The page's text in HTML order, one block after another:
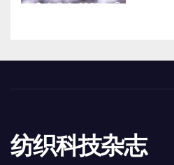
8 月 6, 2026 TENG
纺织科技杂志